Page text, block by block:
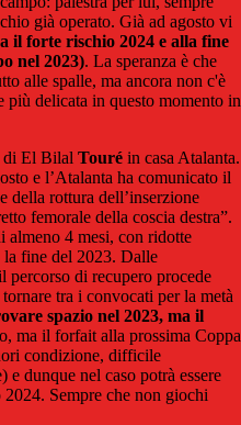
già operato. Già ad agosto vi
il forte rischio 2024 e alla fine
nel 2023). La speranza è che
alle spalle, ma ancora non c'è
più delicata in questo momento in
di El Bilal Touré in casa Atalanta.
e l’Atalanta ha comunicato il
della rottura dell’inserzione
femorale della coscia destra”.
almeno 4 mesi, con ridotte
fine del 2023. Dalle
di recupero procede
tra i convocati per la metà
spazio nel 2023, ma il
ma il forfait alla prossima Coppa
condizione, difficile
e dunque nel caso potrà essere
Sempre che non giochi